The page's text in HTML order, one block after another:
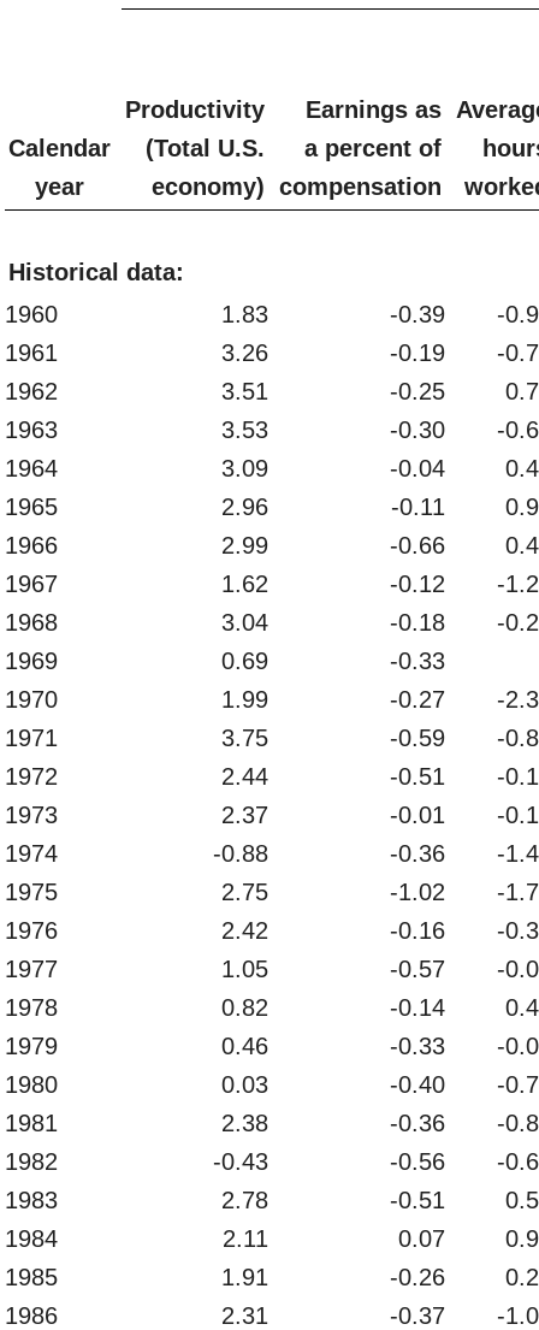
Calendar
year
Productivity
(Total U.S.
economy)
Earnings as
a percent of
compensation
Historical data:
1960
1.83 -0.39
-
1961
3.26 -0.19
-
1962
3.51 -0.25
1963
3.53 -0.30
-
1964
3.09 -0.04
1965
2.96 -0.11
1966
2.99 -0.66
1967
1.62 -0.12
-
1968
3.04 -0.18
-
1969
0.69 -0.33
1970 1.99 -0.27
-
1971
3.75 -0.59
-
1972
2.44 -0.51
-
1973
2.37 -0.01
-
1974
-0.88 -0.36
-
1975
2.75 -1.02
-
1976
2.42 -0.16
-
1977
1.05 -0.57
-
1978
0.82 -0.14
1979
0.46 -0.33
-
1980
0.03 -0.40
-
1981
2.38 -0.36
-
1982
-0.43 -0.56
-
1983
2.78 -0.51
1984
2.11 0.07
1985
1.91 -0.26
1986
2.31 -0.37
-